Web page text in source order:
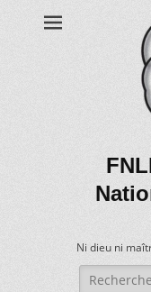
Ni dieu ni
Recherche